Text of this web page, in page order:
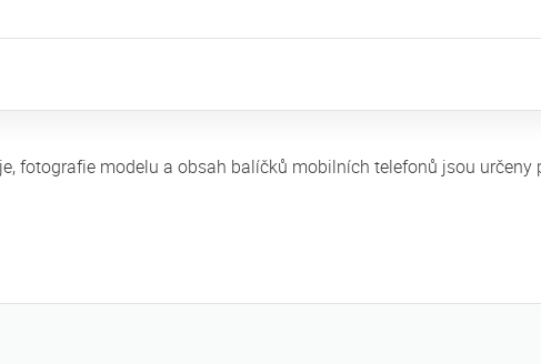
fotografie modelu a obsah balíčků mobilních telefonů jsou